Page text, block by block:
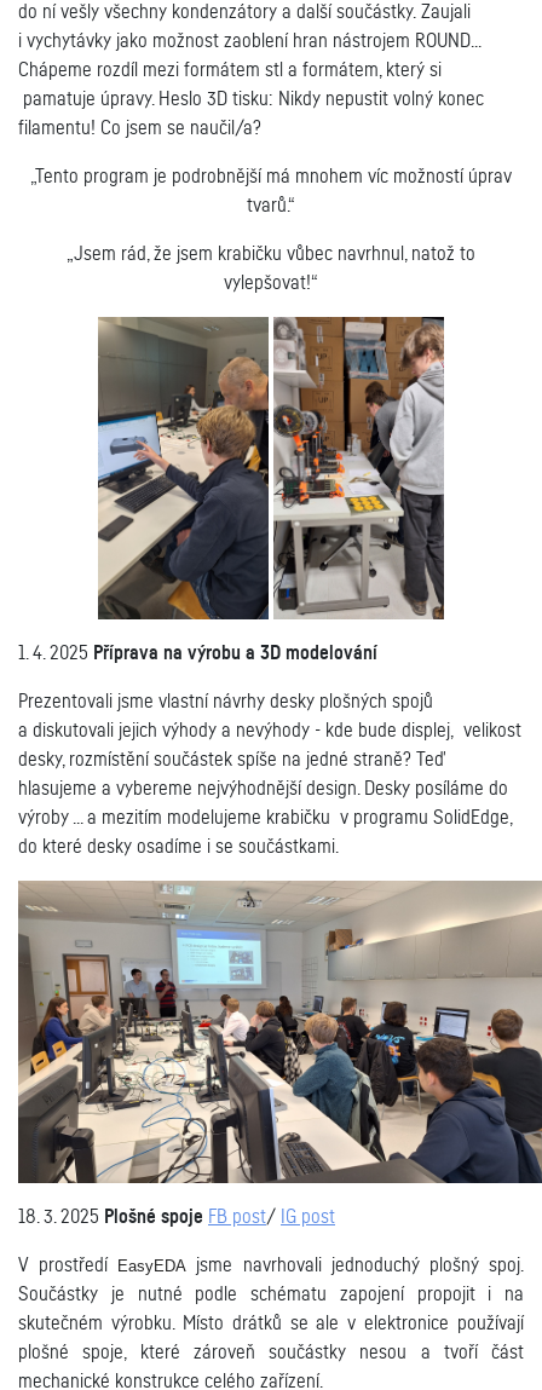
do ní vešly všechny kondenzátory a další součástky. Zaujali
i vychytávky jako možnost zaoblení hran nástrojem ROUND...
Chápeme rozdíl mezi formátem stl a formátem, který si
pamatuje úpravy. Heslo 3D tisku: Nikdy nepustit volný konec
filamentu! Co jsem se naučil/a?
„Tento program je podrobnější má mnohem víc možností úprav
tvarů.“
„Jsem rád, že jsem krabičku vůbec navrhnul, natož to
vylepšovat!“
1. 4. 2025 Příprava na výrobu a 3D modelování
Prezentovali jsme vlastní návrhy desky plošných spojů
a diskutovali jejich výhody a nevýhody - kde bude displej, velikost
desky, rozmístění součástek spíše na jedné straně? Teď
hlasujeme a vybereme nejvýhodnější design. Desky posíláme do
výroby ... a mezitím modelujeme krabičku v programu SolidEdge,
do které desky osadíme i se součástkami.
18. 3. 2025 Plošné spoje FB post/ IG post
V prostředí EasyEDA jsme navrhovali jednoduchý plošný spoj.
Součástky je nutné podle schématu zapojení propojit i na
skutečném výrobku. Místo drátků se ale v elektronice používají
plošné spoje, které zároveň součástky nesou a tvoří část
mechanické konstrukce celého zařízení.